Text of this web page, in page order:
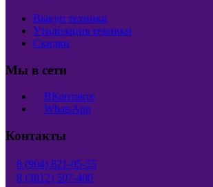
Выкуп техники
Утилизация техники
Скидки
Мы в сети
ВКонтакте
WhatsApp
Контакты
8 (904) 821-05-55
8 (3812) 507-400